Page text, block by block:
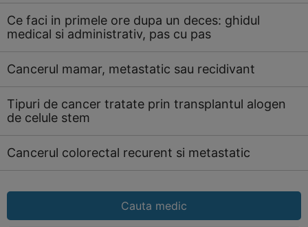
Ce faci in primele ore dupa un deces: ghidul
medical si administrativ, pas cu pas
Cancerul mamar, metastatic sau recidivant
Tipuri de cancer tratate prin transplantul alogen
de celule stem
Cancerul colorectal recurent si metastatic
Cauta medic